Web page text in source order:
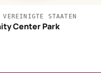
STAATEN
Center Park